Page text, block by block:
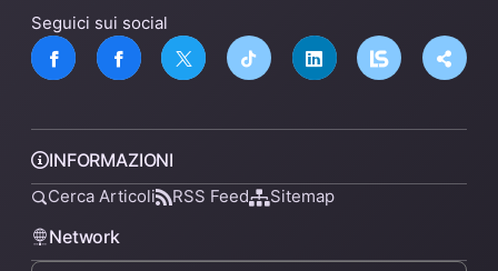
Seguici sui social
INFORMAZIONI
Cerca Articoli RSS Feed Sitemap
Network